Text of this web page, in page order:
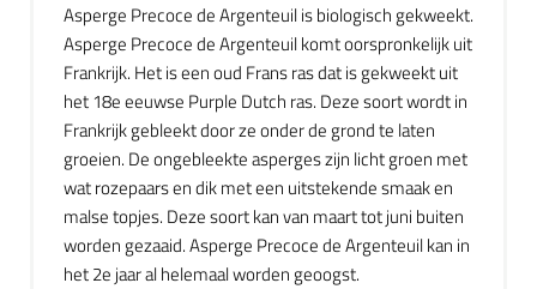
Asperge Precoce de Argenteuil is biologisch gekweekt.
Asperge Precoce de Argenteuil komt oorspronkelijk uit
Frankrijk. Het is een oud Frans ras dat is gekweekt uit
het 18e eeuwse Purple Dutch ras. Deze soort wordt in
Frankrijk gebleekt door ze onder de grond te laten
groeien. De ongebleekte asperges zijn licht groen met
wat rozepaars en dik met een uitstekende smaak en
malse topjes. Deze soort kan van maart tot juni buiten
worden gezaaid. Asperge Precoce de Argenteuil kan in
het 2e jaar al helemaal worden geoogst.